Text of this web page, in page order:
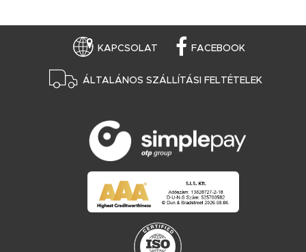
KAPCSOLAT FACEBOOK
ÁLTALÁNOS SZÁLLÍTÁSI FELTÉTELEK